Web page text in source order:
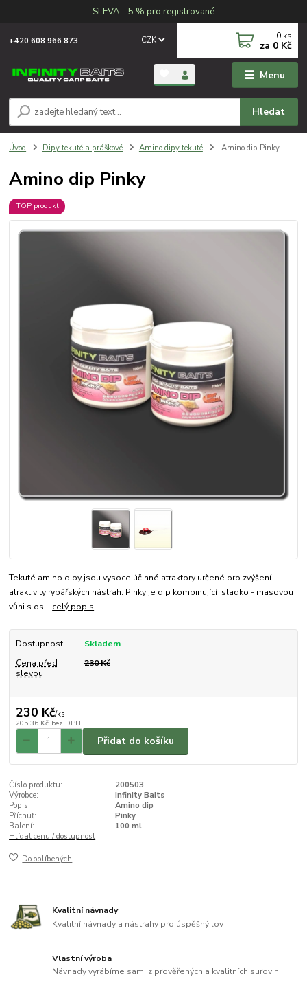
SLEVA - 5 % pro registrované
Menu
CZK
Hledat
+420 608 966 873 0 ks
za 0 Kč
Úvod Dipy tekuté a práškové Amino dipy tekuté Amino dip Pinky
Amino dip Pinky
TOP produkt
Tekuté amino dipy jsou vysoce účinné atraktory určené pro zvýšení
atraktivity rybářských nástrah. Pinky je dip kombinující sladko - masovou
vůni s os... celý popis
Dostupnost
Skladem
Cena před
slevou
230 Kč
230 Kč/ks
205,36 Kč bez DPH
Přidat do košíku
Číslo produktu:
200503
Výrobce:
Infinity Baits
Popis:
Amino dip
Příchuť:
Pinky
Balení:
100 ml
Hlídat cenu / dostupnost
Do oblíbených
Kvalitní návnady
Kvalitní návnady a nástrahy pro úspěšný lov
Vlastní výroba
Návnady vyrábíme sami z prověřených a kvalitních surovin.